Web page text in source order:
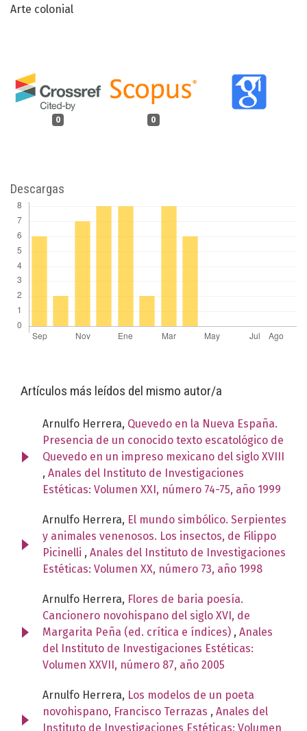
Arte colonial
0 0
Descargas
Artículos más leídos del mismo autor/a
Arnulfo Herrera, Quevedo en la Nueva España.
Presencia de un conocido texto escatológico de
Quevedo en un impreso mexicano del siglo XVIII
, Anales del Instituto de Investigaciones
Estéticas: Volumen XXI, número 74-75, año 1999
Arnulfo Herrera, El mundo simbólico. Serpientes
y animales venenosos. Los insectos, de Filippo
Picinelli , Anales del Instituto de Investigaciones
Estéticas: Volumen XX, número 73, año 1998
Arnulfo Herrera, Flores de baria poesía.
Cancionero novohispano del siglo XVI, de
Margarita Peña (ed. crítica e índices) , Anales
del Instituto de Investigaciones Estéticas:
Volumen XXVII, número 87, año 2005
Arnulfo Herrera, Los modelos de un poeta
novohispano, Francisco Terrazas , Anales del
Instituto de Investigaciones Estéticas: Volumen